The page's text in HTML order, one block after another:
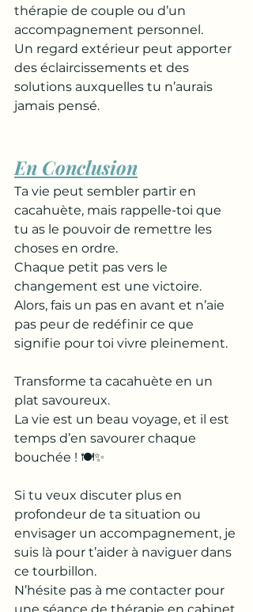
thérapie de couple ou d’un
accompagnement personnel.
Un regard extérieur peut apporter
des éclaircissements et des
solutions auxquelles tu n’aurais
jamais pensé.
En Conclusion
Ta vie peut sembler partir en
cacahuète, mais rappelle-toi que
tu as le pouvoir de remettre les
choses en ordre.
Chaque petit pas vers le
changement est une victoire.
Alors, fais un pas en avant et n’aie
pas peur de redéfinir ce que
signifie pour toi vivre pleinement.
Transforme ta cacahuète en un
plat savoureux.
La vie est un beau voyage, et il est
temps d’en savourer chaque
bouchée ! 🍽️✨
Si tu veux discuter plus en
profondeur de ta situation ou
envisager un accompagnement, je
suis là pour t’aider à naviguer dans
ce tourbillon.
N’hésite pas à me contacter pour